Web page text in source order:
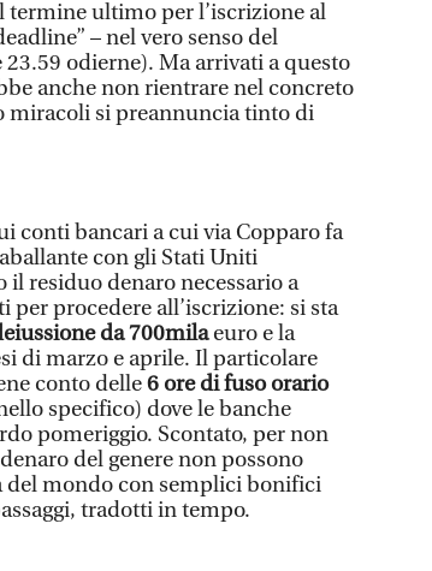
termine ultimo per l’iscrizione al
– nel vero senso del
odierne). Ma arrivati a questo
anche non rientrare nel concreto
miracoli si preannuncia tinto di
conti bancari a cui via Copparo fa
con gli Stati Uniti
il residuo denaro necessario a
procedere all’iscrizione: si sta
da 700milaeuro e la
di marzo e aprile. Il particolare
conto delle6 ore di fuso orario
specifico) dove le banche
pomeriggio. Scontato, per non
del genere non possono
del mondo con semplici bonifici
tradotti in tempo.